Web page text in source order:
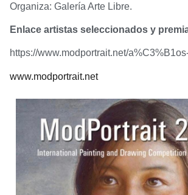
Organiza: Galería Arte Libre.
Enlace artistas seleccionados y
https://www.modportrait.net/
www.modportrait.net